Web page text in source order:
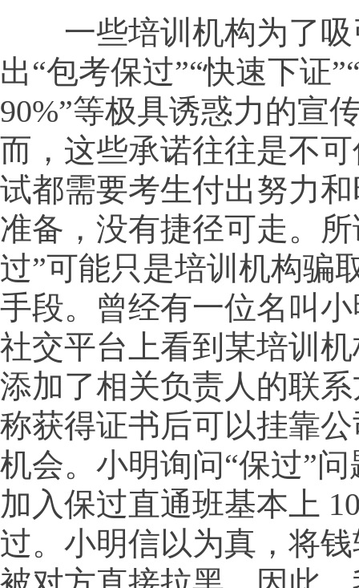
一些培训机构为了吸
出“包考保过”“快速下证
90%”等极具诱惑力的宣
而，这些承诺往往是不
试都需要考生付出努力
准备，没有捷径可走。
过”可能只是培训机构骗
手段。曾经有一位名叫
社交平台上看到某培训
添加了相关负责人的联
称获得证书后可以挂靠
机会。小明询问“保过”
加入保过直通班基本上
过。小明信以为真，将